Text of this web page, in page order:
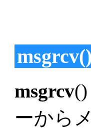
msgrcv()
msgrcv
ーから